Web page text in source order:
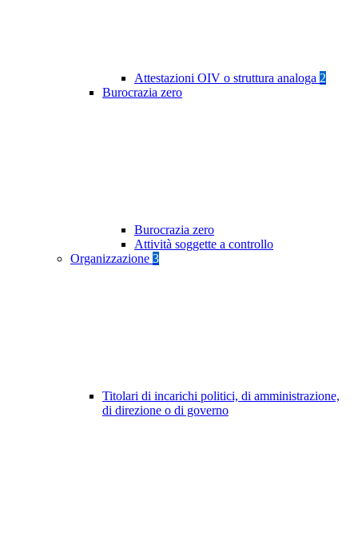
Attestazioni OIV o struttura analoga 2
Burocrazia zero
Burocrazia zero
Attività soggette a controllo
Organizzazione 3
Titolari di incarichi politici, di amministrazione,
di direzione o di governo